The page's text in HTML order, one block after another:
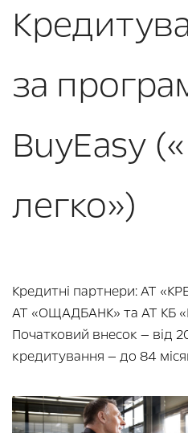
за
BuyEasy
легко»)
Кредитні партнери: АТ
АТ «ОЩАДБАНК» та АТ КБ
Початковий внесок — від
кредитування — до 84